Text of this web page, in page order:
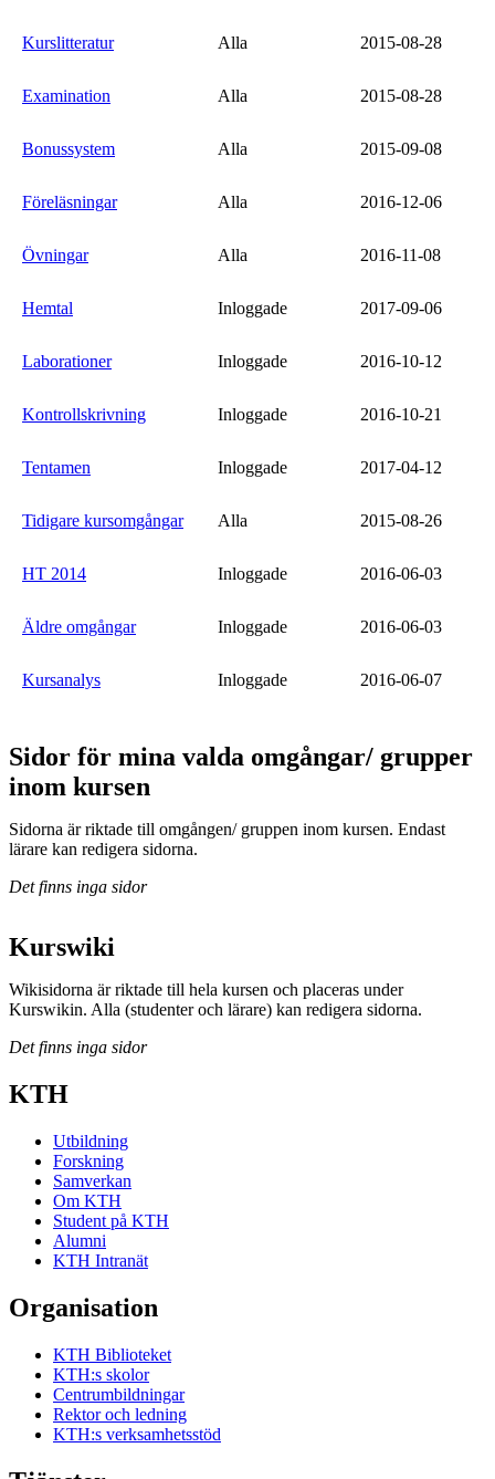
Kurslitteratur Alla 2015-08-28
Examination Alla 2015-08-28
Bonussystem Alla 2015-09-08
Föreläsningar Alla 2016-12-06
Övningar Alla 2016-11-08
Hemtal Inloggade 2017-09-06
Laborationer Inloggade 2016-10-12
Kontrollskrivning Inloggade 2016-10-21
Tentamen Inloggade 2017-04-12
Tidigare kursomgångar Alla 2015-08-26
HT 2014 Inloggade 2016-06-03
Äldre omgångar Inloggade 2016-06-03
Kursanalys Inloggade 2016-06-07
Sidor för mina valda omgångar/ grupper
inom kursen
Sidorna är riktade till omgången/ gruppen inom kursen. Endast
lärare kan redigera sidorna.
Det finns inga sidor
Kurswiki
Wikisidorna är riktade till hela kursen och placeras under
Kurswikin. Alla (studenter och lärare) kan redigera sidorna.
Det finns inga sidor
KTH
Utbildning
Forskning
Samverkan
Om KTH
Student på KTH
Alumni
KTH Intranät
Organisation
KTH Biblioteket
KTH:s skolor
Centrumbildningar
Rektor och ledning
KTH:s verksamhetsstöd